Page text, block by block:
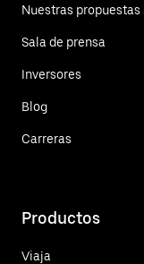
Nuestras propuestas
Sala de prensa
Inversores
Blog
Carreras
Productos
Viaja